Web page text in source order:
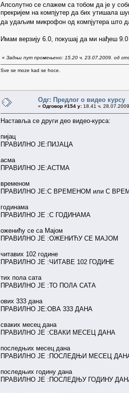
Апсолутно се слажем са тобом да је у
прекријем на компјутер да бих утишала
да удаљим микрофон од компјутера што
Имам верзију 6.0, покушај да ми нађеш
« Задњи пут промењено: 15.20 ч. 23.07.2009. од
Sve se moze kad se hoce.
Одг: Предлог о видео курсу
« Одговор #154 у: 18.41 ч.
Наставља се други део видео-курса:
пијац
ПРАВИЛНО ЈЕ:ПИЈАЦА
асма
ПРАВИЛНО ЈЕ:АСТМА
временом
ПРАВИЛНО ЈЕ:С ВРЕМЕНОМ или С
годинама
ПРАВИЛНО ЈЕ :С ГОДИНАМА
оженићу се са Мајом
ПРАВИЛНО ЈЕ :ОЖЕНИЋУ СЕ МАЈОМ
читавих 102 године
ПРАВИЛНО ЈЕ :ЧИТАВЕ 102 ГОДИНЕ
тих пола сата
ПРАВИЛНО ЈЕ :ТО ПОЛА САТА
ових 333 дана
ПРАВИЛНО ЈЕ:ОВА 333 ДАНА
сваких месец дана
ПРАВИЛНО ЈЕ :СВАКИ МЕСЕЦ ДАНА
последњих месец дана
ПРАВИЛНО ЈЕ :ПОСЛЕДЊИ МЕСЕЦ
последњих годину дана
ПРАВИЛНО ЈЕ :ПОСЛЕДЊУ ГОДИНУ